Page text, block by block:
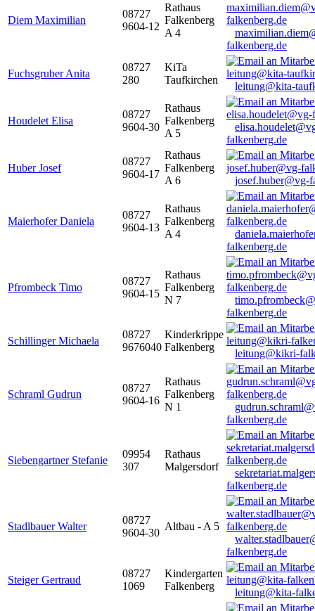
Diem Maximilian
08727
9604-12
Rathaus
Falkenberg
A 4
falkenberg.de
Fuchsgruber Anita
08727
280
KiTa
Taufkirchen
leitung@kita-
Houdelet Elisa
08727
9604-30
Rathaus
Falkenberg
A 5
falkenberg.de
Huber Josef
08727
9604-17
Rathaus
Falkenberg
A 6
josef.huber@vg-
Maierhofer Daniela
08727
9604-13
Rathaus
Falkenberg
A 4
falkenberg.de
Pfrombeck Timo
08727
9604-15
Rathaus
Falkenberg
N 7
falkenberg.de
Schillinger Michaela
08727
9676040
Kinderkrippe
Falkenberg
leitung@kikri-
Schraml Gudrun
08727
9604-16
Rathaus
Falkenberg
N 1
falkenberg.de
Siebengartner Stefanie
09954
307
Rathaus
Malgersdorf
falkenberg.de
Stadlbauer Walter
08727
9604-30
Altbau - A 5
falkenberg.de
Steiger Gertraud
08727
1069
Kindergarten
Falkenberg
leitung@kita-